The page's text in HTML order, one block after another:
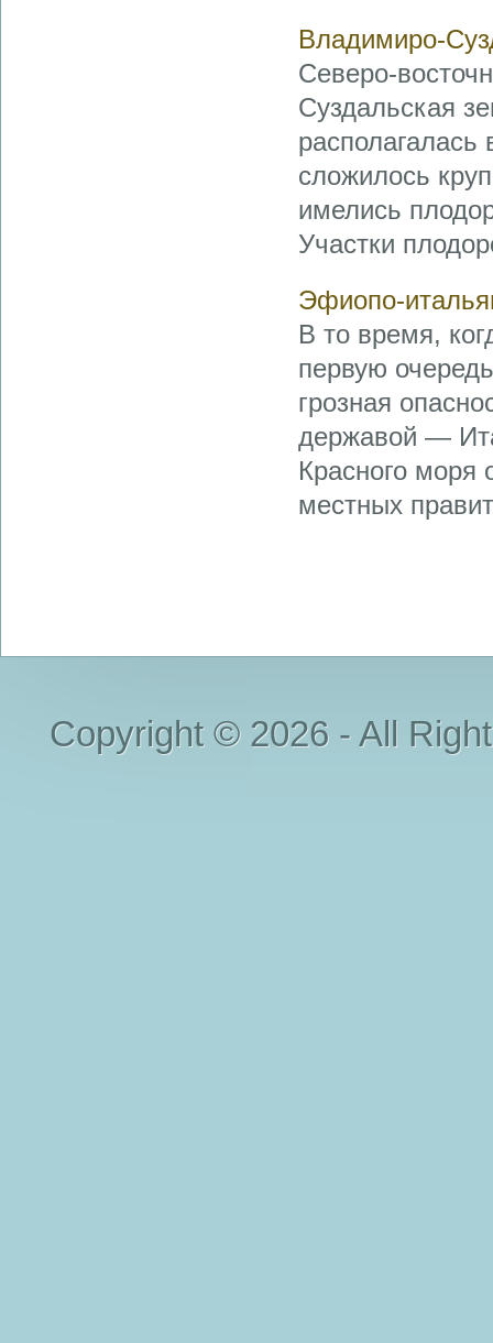
Владимиро-
Северо-
Суздальская
сложилось
имелись
Участки
Эфиопо-
В то время,
первую
грозная
державой —
Красного моря
местных
Copyright © 2026 - All